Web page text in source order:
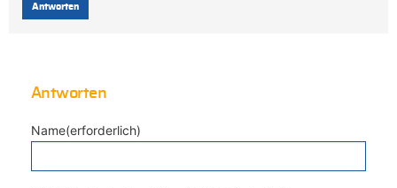
Antworten
Antworten
Name(erforderlich)